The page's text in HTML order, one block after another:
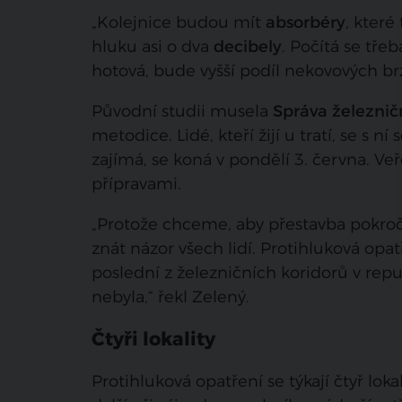
„Kolejnice budou mít absorbéry, které
hluku asi o dva decibely. Počítá se
hotová, bude vyšší podíl nekovových
Původní studii musela Správa
metodice. Lidé, kteří žijí u tratí, se s ní
zajímá, se koná v pondělí 3. června.
přípravami.
„Protože chceme, aby přestavba
znát názor všech lidí. Protihluková
poslední z železničních koridorů v
nebyla,“ řekl Zelený.
Čtyři lokality
Protihluková opatření se týkají čtyř